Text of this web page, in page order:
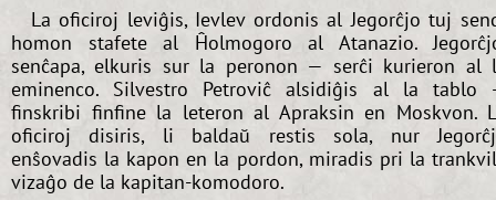
La oficiroj leviĝis, Ievlev ordonis al Jegorĉjo tuj
homon stafete al Ĥolmogoro al Atanazio.
senĉapa, elkuris sur la peronon — serĉi kurieron al
eminenco. Silvestro Petroviĉ alsidiĝis al la tablo
finskribi finfine la leteron al Apraksin en Moskvon.
oficiroj disiris, li baldaŭ restis sola, nur
enŝovadis la kapon en la pordon, miradis pri la
vizaĝo de la kapitan-komodoro.